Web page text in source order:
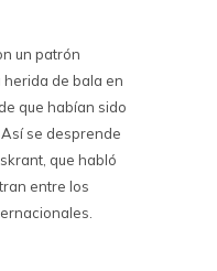
un patrón
herida de bala en
que habían sido
se desprende
que habló
entre los